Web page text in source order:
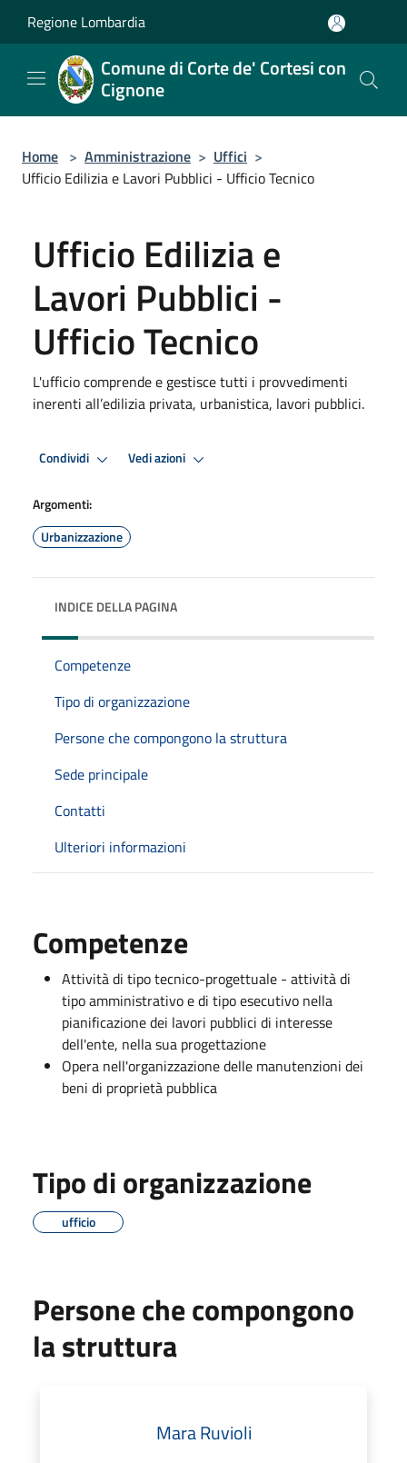
Regione Lombardia
Comune di Corte de' Cortesi con
Cignone
Home > Amministrazione > Uffici >
Ufficio Edilizia e Lavori Pubblici - Ufficio Tecnico
Ufficio Edilizia e
Lavori Pubblici -
Ufficio Tecnico
L'ufficio comprende e gestisce tutti i provvedimenti
inerenti all’edilizia privata, urbanistica, lavori pubblici.
Condividi Vedi azioni
Argomenti:
Urbanizzazione
INDICE DELLA PAGINA
Competenze
Tipo di organizzazione
Persone che compongono la struttura
Sede principale
Contatti
Ulteriori informazioni
Competenze
Attività di tipo tecnico-progettuale - attività di
tipo amministrativo e di tipo esecutivo nella
pianificazione dei lavori pubblici di interesse
dell'ente, nella sua progettazione
Opera nell'organizzazione delle manutenzioni dei
beni di proprietà pubblica
Tipo di organizzazione
ufficio
Persone che compongono
la struttura
Mara Ruvioli